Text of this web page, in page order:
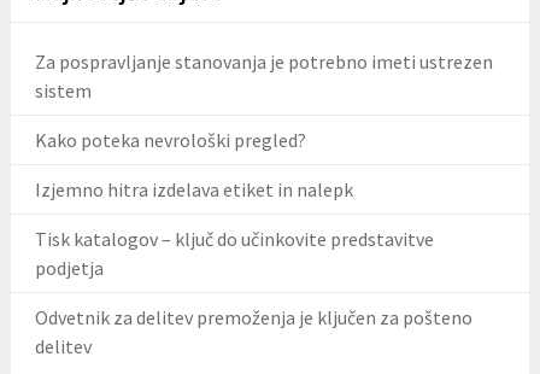
Za pospravljanje stanovanja je potrebno imeti ustrezen
sistem
Kako poteka nevrološki pregled?
Izjemno hitra izdelava etiket in nalepk
Tisk katalogov – ključ do učinkovite predstavitve
podjetja
Odvetnik za delitev premoženja je ključen za pošteno
delitev